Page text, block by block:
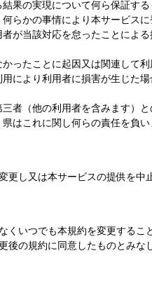
果の実現について何ら保証す
らかの事情により本サービス
が当該対応を怠ったことによ
ったことに起因又は関連して
により利用者に損害が生じた
者（他の利用者を含みます）
はこれに関し何らの責任を負い
し又は本サービスの提供を中
いつでも本規約を変更するこ
の規約に同意したものとみな